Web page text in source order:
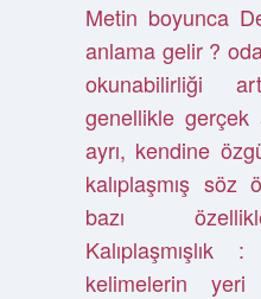
Metin boyunca
anlama gelir ?
okunabilirliği
genellikle gerçek
ayrı, kendine
kalıplaşmış söz
bazı
Kalıplaşmışlık
kelimelerin